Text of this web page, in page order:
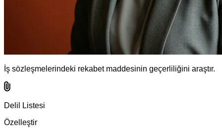
İş sözleşmelerindeki rekabet maddesinin geçerliliğini araştır.
Delil Listesi
Özelleştir